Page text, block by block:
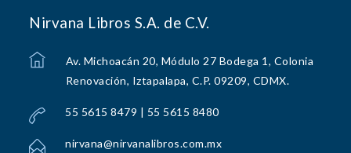
Nirvana Libros S.A. de C.V.
Av. Michoacán 20, Módulo 27 Bodega 1, Colonia
Renovación, Iztapalapa, C.P. 09209, CDMX.
55 5615 8479 | 55 5615 8480
nirvana@nirvanalibros.com.mx